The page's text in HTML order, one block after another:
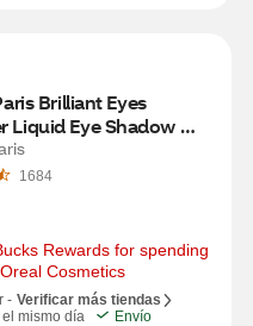
Brilliant Eyes
Liquid Eye Shadow
Jewel
1684
Rewards for spending
Cosmetics
- Verificar más tiendas
el mismo día
Envío